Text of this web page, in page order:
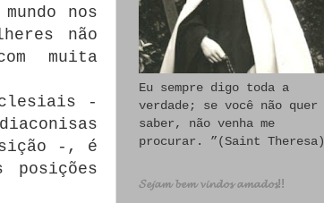
nos
não
muita
-
-, é
posições
Eu sempre digo toda a
verdade; se você não quer
saber, não venha me
procurar. ”(Saint Theresa)
𝓢𝓮𝓳𝓪𝓶 𝓫𝓮𝓶 𝓿𝓲𝓷𝓭𝓸𝓼 𝓪𝓶𝓪𝓭𝓸𝓼!!